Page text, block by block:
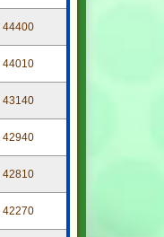
44400
44010
43140
42940
42810
42270